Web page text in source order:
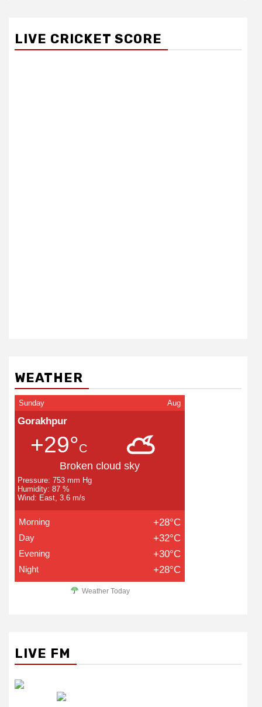
LIVE CRICKET SCORE
WEATHER
Sunday Aug
Gorakhpur
+29°C
Broken cloud sky
Pressure: 753 mm Hg
Humidity: 87 %
Wind: East, 3.6 m/s
Morning +28°C
Day +32°C
Evening +30°C
Night +28°C
Weather Today
LIVE FM